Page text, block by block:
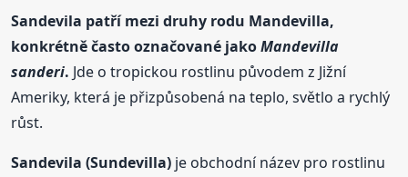
Sandevila patří mezi druhy rodu Mandevilla,
konkrétně často označované jakoMandevilla
sanderi. Jde o tropickou rostlinu původem z Jižní
Ameriky, která je přizpůsobená na teplo, světlo a rychlý
růst.
Sandevila (Sundevilla) je obchodní název pro rostlinu